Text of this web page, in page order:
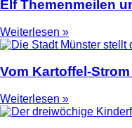
Elf Themenmeilen
Weiterlesen »
Vom Kartoffel-
Weiterlesen »